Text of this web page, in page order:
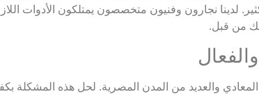
لدينا نجارون وفنيون متخصصون يمتلكون الأدوات
من قبل.
والعديد من المدن المصرية. لحل هذه المشكلة